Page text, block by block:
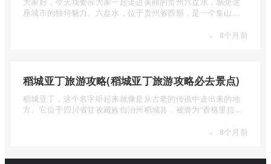
座城市的独特魅力。六盘水，位于贵州省西部，是一个集山水
· 8个月前
稻城亚丁旅游攻略(稻城亚丁旅游攻略必去景点)
稻城亚丁，这个名字听起来就像是从古老的传说中走出来的地
方。它位于四川省甘孜藏族自治州稻城县，被誉为“香格里拉的
· 8个月前